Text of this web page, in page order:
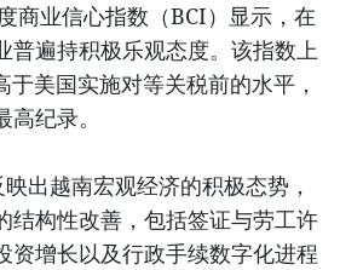
商业信心指数（BCI）显示，在
普遍持积极乐观态度。该指数上
于美国实施对等关税前的水平，
纪录。
出越南宏观经济的积极态势，
结构性改善，包括签证与劳工许
资增长以及行政手续数字化进程